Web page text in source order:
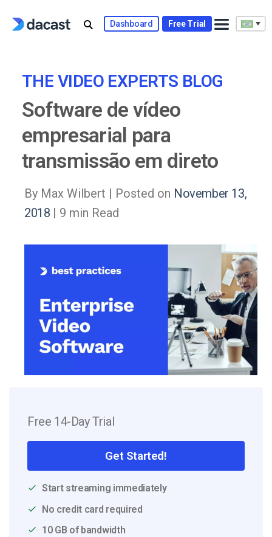
Dashboard Free Trial
THE VIDEO EXPERTS BLOG
Software de vídeo
empresarial para
transmissão em direto
By Max Wilbert | Posted on November 13,
2018 | 9 min Read
Free 14-Day Trial
Get Started!
Start streaming immediately
No credit card required
10 GB of bandwidth